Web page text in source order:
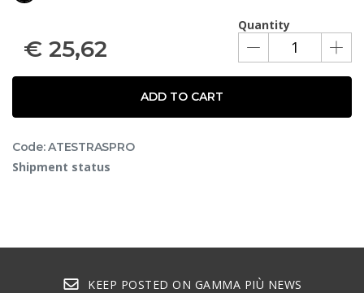
Quantity
€ 25,62
ADD TO CART
Code: ATESTRASPRO
Shipment status
KEEP POSTED ON GAMMA PIÙ NEWS